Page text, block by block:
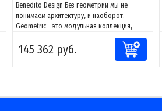
Benedito Design Без геометрии мы не
понимаем архитектуру, и наоборот.
Geometric - это модульная коллекция,
способная адаптировать свет к любому
пространству. Благодаря сочетаниям
компонентов можно создавать фигуры и
145 362 руб.